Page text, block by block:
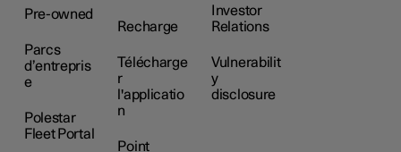
Pre-owned
Parcs
d’entrepris
e
Polestar
Fleet Portal
Recharge
Télécharge
r
l'applicatio
n
Point
Investor
Relations
Vulnerabilit
y
disclosure